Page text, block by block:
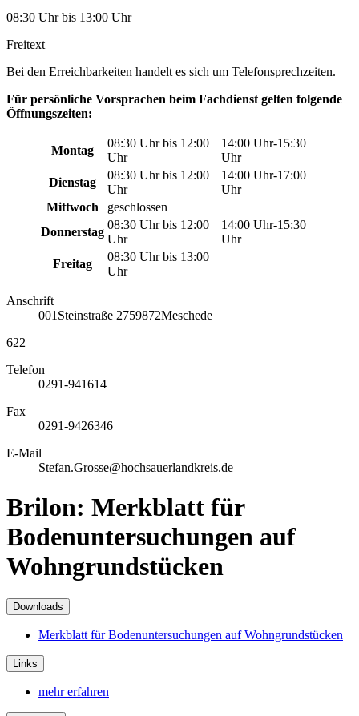
08:30 Uhr bis 13:00 Uhr
Freitext
Bei den Erreichbarkeiten handelt es sich um Telefonsprechzeiten.
Für persönliche Vorsprachen beim Fachdienst gelten folgende
Öffnungszeiten:
Montag
08:30 Uhr bis 12:00
Uhr
14:00 Uhr-15:30
Uhr
Dienstag
08:30 Uhr bis 12:00
Uhr
14:00 Uhr-17:00
Uhr
Mittwoch
geschlossen
Donnerstag
08:30 Uhr bis 12:00
Uhr
14:00 Uhr-15:30
Uhr
Freitag
08:30 Uhr bis 13:00
Uhr
Anschrift
001 Steinstraße 2759872Meschede
622
Telefon
0291-941614
Fax
0291-9426346
E-Mail
Stefan.Grosse@hochsauerlandkreis.de
Brilon: Merkblatt für
Bodenuntersuchungen auf
Wohngrundstücken
Downloads
Merkblatt für Bodenuntersuchungen auf Wohngrundstücken
Links
mehr erfahren